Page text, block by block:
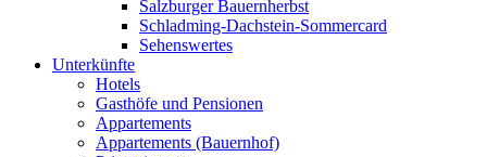
Salzburger Bauernherbst
Schladming-Dachstein-Sommercard
Sehenswertes
Unterkünfte
Hotels
Gasthöfe und Pensionen
Appartements
Appartements (Bauernhof)